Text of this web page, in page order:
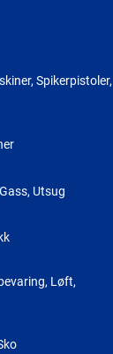
Spikerpistoler,
Utsug
Løft,